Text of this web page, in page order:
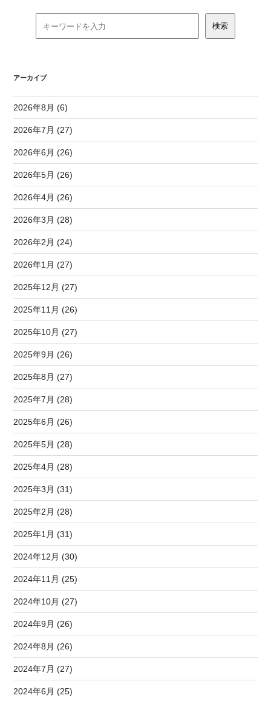
アーカイブ
2026年8月 (6)
2026年7月 (27)
2026年6月 (26)
2026年5月 (26)
2026年4月 (26)
2026年3月 (28)
2026年2月 (24)
2026年1月 (27)
2025年12月 (27)
2025年11月 (26)
2025年10月 (27)
2025年9月 (26)
2025年8月 (27)
2025年7月 (28)
2025年6月 (26)
2025年5月 (28)
2025年4月 (28)
2025年3月 (31)
2025年2月 (28)
2025年1月 (31)
2024年12月 (30)
2024年11月 (25)
2024年10月 (27)
2024年9月 (26)
2024年8月 (26)
2024年7月 (27)
2024年6月 (25)